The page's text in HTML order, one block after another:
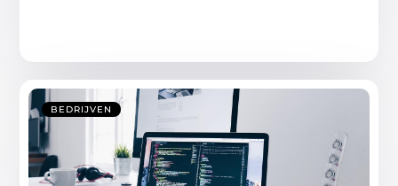
BEDRIJVEN